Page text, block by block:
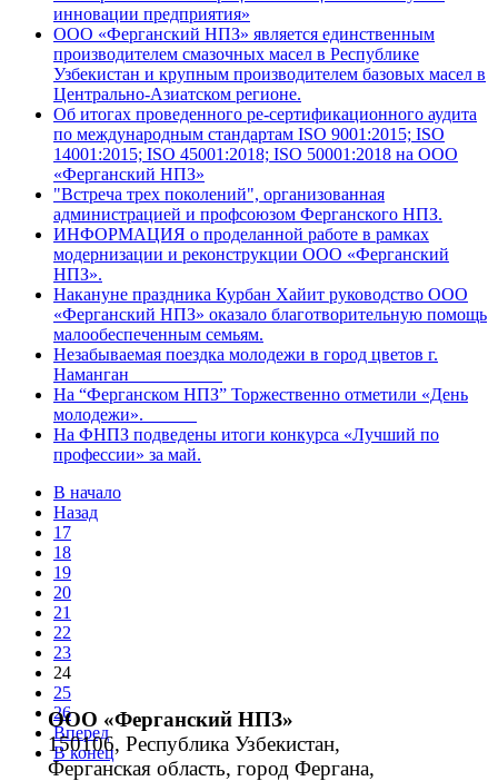
инновации предприятия»
ООО «Ферганский НПЗ» является единственным
производителем смазочных масел в Республике
Узбекистан и крупным производителем базовых масел в
Центрально-Азиатском регионе.
Об итогах проведенного ре-сертификационного аудита
по международным стандартам ISO 9001:2015; ISO
14001:2015; ISO 45001:2018; ISO 50001:2018 на ООО
«Ферганский НПЗ»
"Встреча трех поколений", организованная
администрацией и профсоюзом Ферганского НПЗ.
ИНФОРМАЦИЯ о проделанной работе в рамках
модернизации и реконструкции ООО «Ферганский
НПЗ».
Накануне праздника Курбан Хайит руководство ООО
«Ферганский НПЗ» оказало благотворительную помощь
малообеспеченным семьям.
Незабываемая поездка молодежи в город цветов г.
Наманган
На “Ферганском НПЗ” Торжественно отметили «День
молодежи».
На ФНПЗ подведены итоги конкурса «Лучший по
профессии» за май.
В начало
Назад
17
18
19
20
21
22
23
24
25
26
Вперед
В конец
ООО «Ферганский НПЗ»
150106, Республика Узбекистан,
Ферганская область, город Фергана,